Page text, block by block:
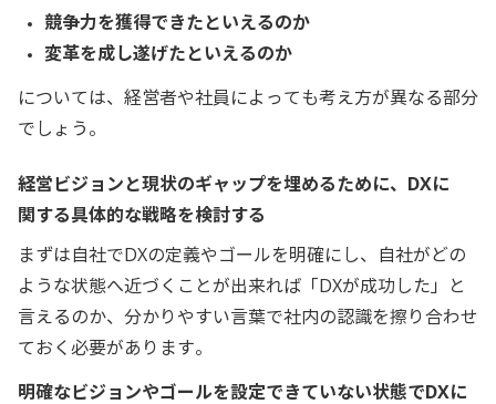
競争力を獲得できたといえるのか
変革を成し遂げたといえるのか
については、経営者や社員によっても考え方が異なる部分
でしょう。
経営ビジョンと現状のギャップを埋めるために、DXに
関する具体的な戦略を検討する
まずは自社でDXの定義やゴールを明確にし、自社がどの
ような状態へ近づくことが出来れば「DXが成功した」と
言えるのか、分かりやすい言葉で社内の認識を擦り合わせ
ておく必要があります。
明確なビジョンやゴールを設定できていない状態でDXに